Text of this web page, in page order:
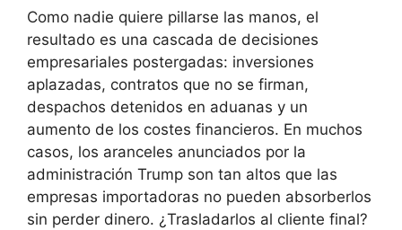
Como nadie quiere pillarse las manos, el
resultado es una cascada de decisiones
empresariales postergadas: inversiones
aplazadas, contratos que no se firman,
despachos detenidos en aduanas y un
aumento de los costes financieros. En muchos
casos, los aranceles anunciados por la
administración Trump son tan altos que las
empresas importadoras no pueden absorberlos
sin perder dinero. ¿Trasladarlos al cliente final?